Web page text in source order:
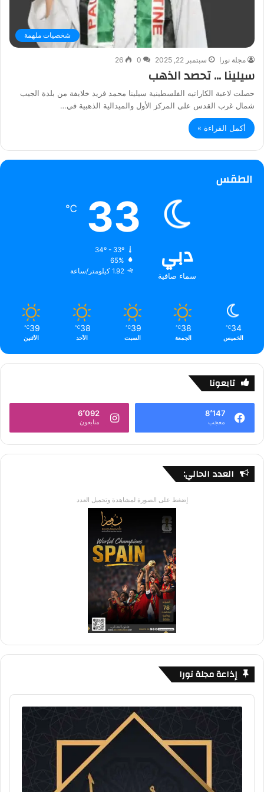
شخصيات ملهمة
مجلة نورا سبتمبر 22, 2025 0
26
سيلينا … تحصد الذهب
حصلت لاعبة الكاراتيه الفلسطينية سيلينا محمد فريد خلايفة من بلدة الجيب
شمال غرب القدس على المركز الأول والميدالية الذهبية في…
أكمل القراءة »
الطقس
دبي
سماء صافية
33
℃
34º - 33º
65%
1.92 كيلومتر/ساعة
34
℃
الخميس
38
℃
الجمعة
39
℃
السبت
38
℃
الأحد
39
℃
الأثنين
تابعونا
8٬147
معجب
6٬092
متابعون
العدد الحالي:
إضغط على الصورة لمشاهدة وتحميل العدد
إذاعة مجلة نورا
Audio
Player